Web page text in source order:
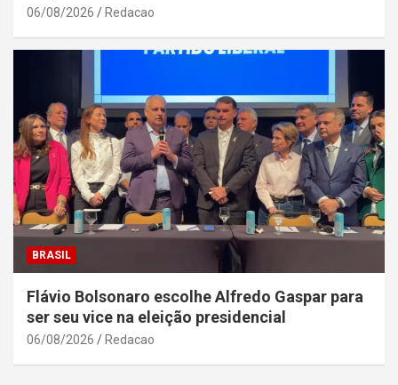
06/08/2026 Redacao
BRASIL
Flávio Bolsonaro escolhe Alfredo Gaspar para
ser seu vice na eleição presidencial
06/08/2026 Redacao